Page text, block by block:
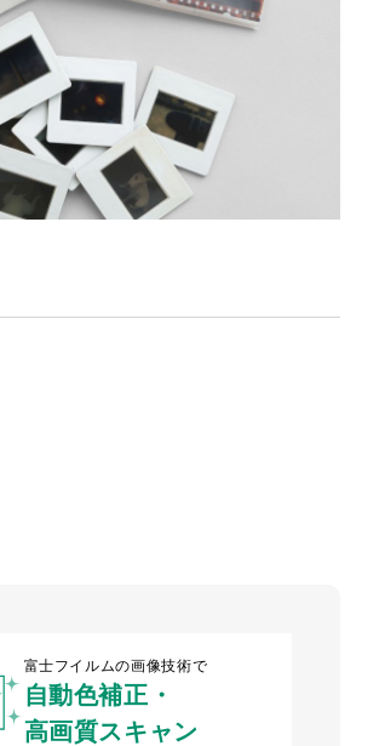
富士フイルムの画像技術で
自動色補正・
高画質スキャン